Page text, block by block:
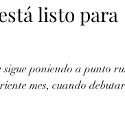
listo para
sigue poniendo a punto
mes, cuando